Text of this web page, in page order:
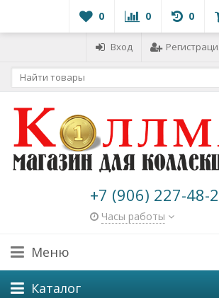
0 0 0
Вход
+7 (906) 227-48-
Часы работы
Меню
Каталог